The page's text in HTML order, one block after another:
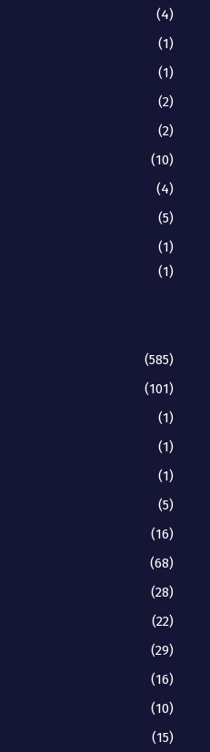
(4)
(1)
(1)
(2)
(2)
(10)
(4)
(5)
(1)
(1)
(585)
(101)
(1)
(1)
(1)
(5)
(16)
(68)
(28)
(22)
(29)
(16)
(10)
(15)